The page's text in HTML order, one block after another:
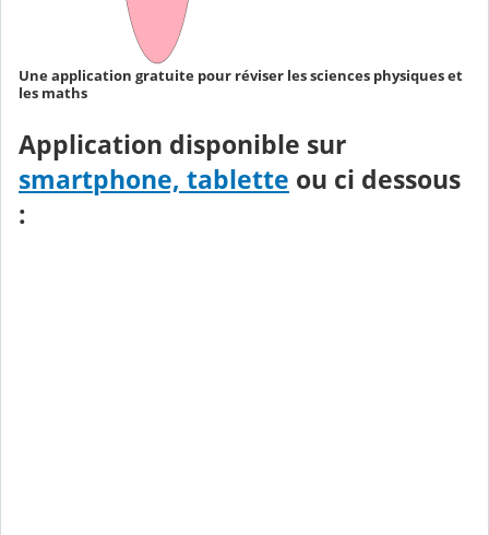
Une application gratuite pour réviser les sciences physiques et
les maths
Application disponible sur
smartphone, tablette ou ci dessous
: